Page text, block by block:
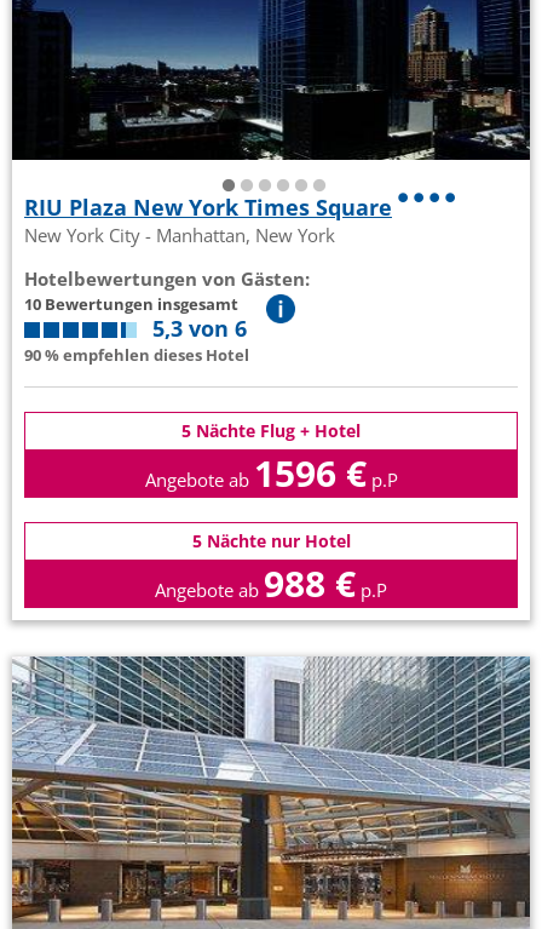
RIU Plaza New York Times Square
New York City - Manhattan, New York
Hotelbewertungen von Gästen:
10 Bewertungen insgesamt
5,3 von 6
90 % empfehlen dieses Hotel
5 Nächte Flug + Hotel
Angebote ab 1596 € p.P
5 Nächte nur Hotel
Angebote ab 988 € p.P